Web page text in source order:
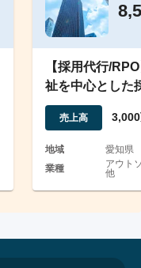
【採用代行/
祉を中心とした
黒字 -
売上高
地域
愛知県
業種
アウト
他